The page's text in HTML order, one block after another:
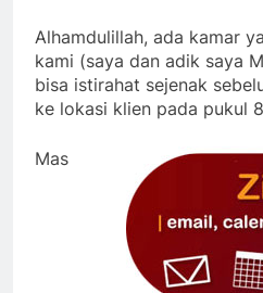
Alhamdulillah, ada kamar
kami (saya dan adik saya
bisa istirahat sejenak
ke lokasi klien pada pukul
Mas